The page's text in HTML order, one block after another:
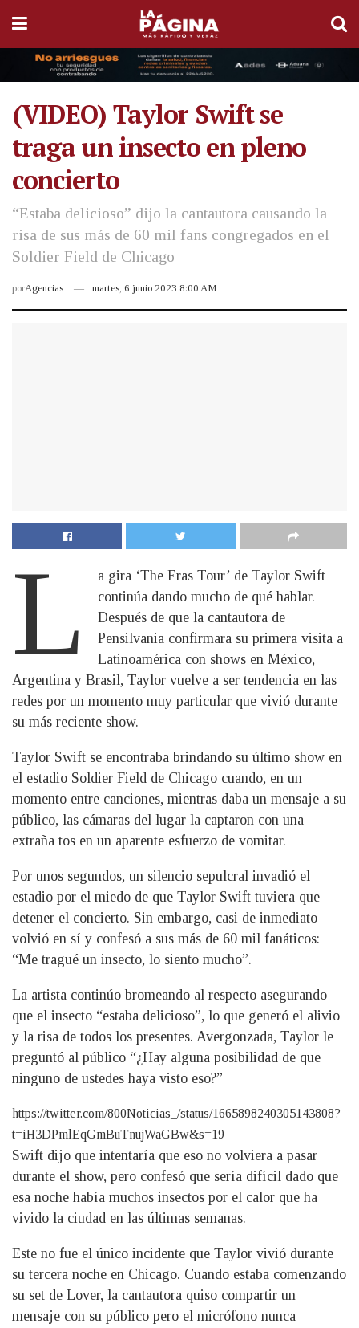
(VIDEO) Taylor Swift se
traga un insecto en pleno
concierto
“Estaba delicioso” dijo la cantautora causando la
risa de sus más de 60 mil fans congregados en el
Soldier Field de Chicago
porAgencias martes, 6 junio 2023 8:00 AM
L
a gira ‘The Eras Tour’ de Taylor Swift
continúa dando mucho de qué hablar.
Después de que la cantautora de
Pensilvania confirmara su primera visita a
Latinoamérica con shows en México,
Argentina y Brasil, Taylor vuelve a ser tendencia en las
redes por un momento muy particular que vivió durante
su más reciente show.
Taylor Swift se encontraba brindando su último show en
el estadio Soldier Field de Chicago cuando, en un
momento entre canciones, mientras daba un mensaje a su
público, las cámaras del lugar la captaron con una
extraña tos en un aparente esfuerzo de vomitar.
Por unos segundos, un silencio sepulcral invadió el
estadio por el miedo de que Taylor Swift tuviera que
detener el concierto. Sin embargo, casi de inmediato
volvió en sí y confesó a sus más de 60 mil fanáticos:
“Me tragué un insecto, lo siento mucho”.
La artista continúo bromeando al respecto asegurando
que el insecto “estaba delicioso”, lo que generó el alivio
y la risa de todos los presentes. Avergonzada, Taylor le
preguntó al público “¿Hay alguna posibilidad de que
ninguno de ustedes haya visto eso?”
https://twitter.com/800Noticias_/status/1665898240305143808?
t=iH3DPmlEqGmBuTnujWaGBw&s=19
Swift dijo que intentaría que eso no volviera a pasar
durante el show, pero confesó que sería difícil dado que
esa noche había muchos insectos por el calor que ha
vivido la ciudad en las últimas semanas.
Este no fue el único incidente que Taylor vivió durante
su tercera noche en Chicago. Cuando estaba comenzando
su set de Lover, la cantautora quiso compartir un
mensaje con su público pero el micrófono nunca